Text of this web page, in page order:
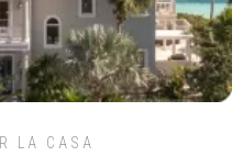
LA CASA